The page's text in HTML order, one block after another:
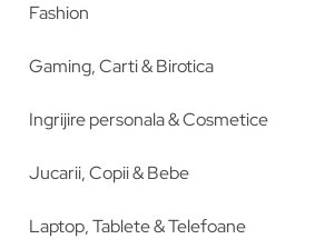
Fashion
Gaming, Carti & Birotica
Ingrijire personala & Cosmetice
Jucarii, Copii & Bebe
Laptop, Tablete & Telefoane